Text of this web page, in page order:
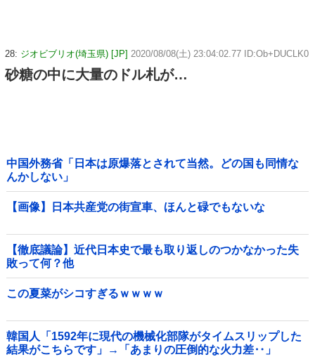
28: ジオビブリオ(埼玉県) [JP] 2020/08/08(土) 23:04:02.77 ID:Ob+DUCLK0
砂糖の中に大量のドル札が…
中国外務省「日本は原爆落とされて当然。どの国も同情な
んかしない」
【画像】日本共産党の街宣車、ほんと碌でもないな
【徹底議論】近代日本史で最も取り返しのつかなかった失
敗って何？他
この夏菜がシコすぎるｗｗｗｗ
韓国人「1592年に現代の機械化部隊がタイムスリップした
結果がこちらです」→「あまりの圧倒的な火力差‥」